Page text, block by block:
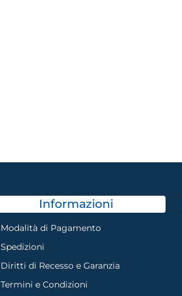
Informazioni
Modalità di Pagamento
Spedizioni
Diritti di Recesso e Garanzia
Termini e Condizioni